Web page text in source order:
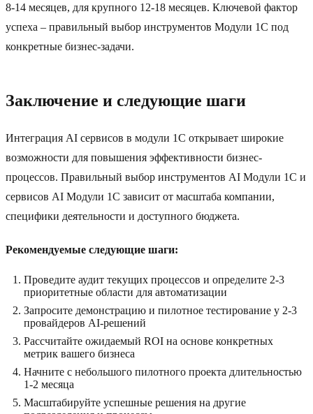
8-14 месяцев, для крупного 12-18 месяцев. Ключевой фактор
успеха – правильный выбор инструментов Модули 1C под
конкретные бизнес-задачи.
Заключение и следующие шаги
Интеграция AI сервисов в модули 1C открывает широкие
возможности для повышения эффективности бизнес-
процессов. Правильный выбор инструментов AI Модули 1C и
сервисов AI Модули 1C зависит от масштаба компании,
специфики деятельности и доступного бюджета.
Рекомендуемые следующие шаги:
Проведите аудит текущих процессов и определите 2-3
приоритетные области для автоматизации
Запросите демонстрацию и пилотное тестирование у 2-3
провайдеров AI-решений
Рассчитайте ожидаемый ROI на основе конкретных
метрик вашего бизнеса
Начните с небольшого пилотного проекта длительностью
1-2 месяца
Масштабируйте успешные решения на другие